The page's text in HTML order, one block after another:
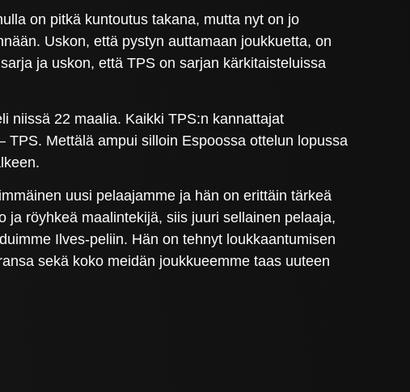
on pitkä kuntoutus takana, mutta nyt on jo
Uskon, että pystyn auttamaan joukkuetta, on
ja uskon, että TPS on sarjan kärkitaisteluissa
niissä 22 maalia. Kaikki TPS:n kannattajat
Mettälä ampui silloin Espoossa ottelun lopussa
uusi pelaajamme ja hän on erittäin tärkeä
röyhkeä maalintekijä, siis juuri sellainen pelaaja,
Ilves-peliin. Hän on tehnyt loukkaantumisen
sekä koko meidän joukkueemme taas uuteen